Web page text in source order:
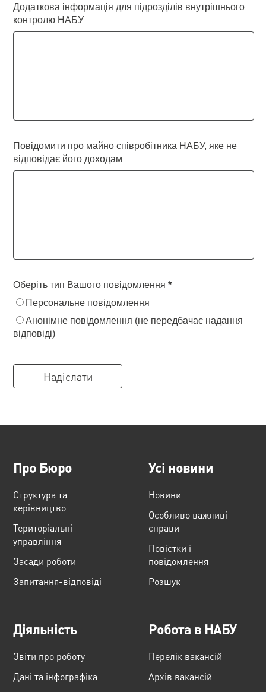
Додаткова інформація для підрозділів внутрішнього
контролю НАБУ
Повідомити про майно співробітника НАБУ, яке не
відповідає його доходам
Оберіть тип Вашого повідомлення*
Персональне повідомлення
Анонімне повідомлення (не передбачає надання
відповіді)
Про Бюро
Структура та
керівництво
Територіальні
управління
Засади роботи
Запитання-відповіді
Усі новини
Новини
Особливо важливі
справи
Повістки і
повідомлення
Розшук
Діяльність
Звіти про роботу
Дані та інфографіка
Робота в НАБУ
Перелік вакансій
Архів вакансій